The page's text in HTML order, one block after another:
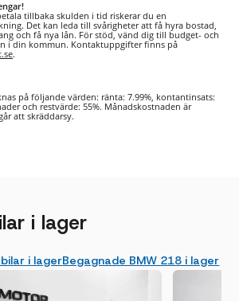
tillbaka skulden i tid riskerar du en
Det kan leda till svårigheter att få hyra bostad,
och få nya lån. För stöd, vänd dig till budget- och
i din kommun. Kontaktuppgifter finns på
.
på följande värden: ränta: 7.99%, kontantinsats:
och restvärde: 55%. Månadskostnaden är
att skräddarsy.
i lager
i lagerBegagnade BMW 218 i lager